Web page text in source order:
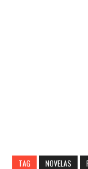
TAG NOVELAS